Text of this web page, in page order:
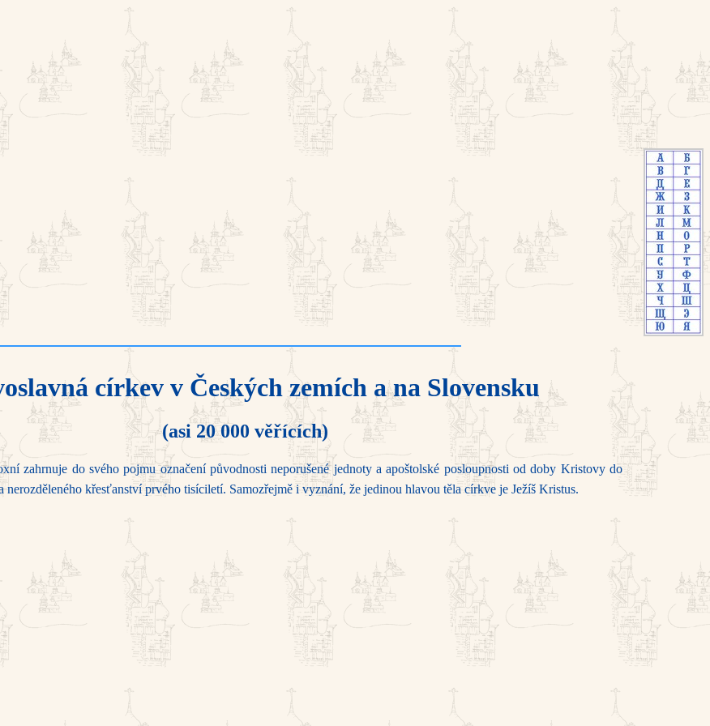
církev v Českých zemích a na Slovensku
(asi 20 000 věřících)
zahrnuje do svého pojmu označení původno­sti nepo­ru­šené jednoty a apoštolské posloupnosti od doby Kristovy do
křesťanství prvého tisíciletí. Samozřejmě i vyznání, že jedinou hlavou těla církve je Ježíš Kristus.